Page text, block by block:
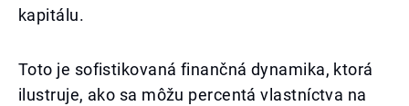
kapitálu.
Toto je sofistikovaná finančná dynamika, ktorá
ilustruje, ako sa môžu percentá vlastníctva na